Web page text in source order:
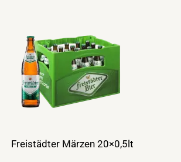
Freistädter Märzen 20×0,5lt